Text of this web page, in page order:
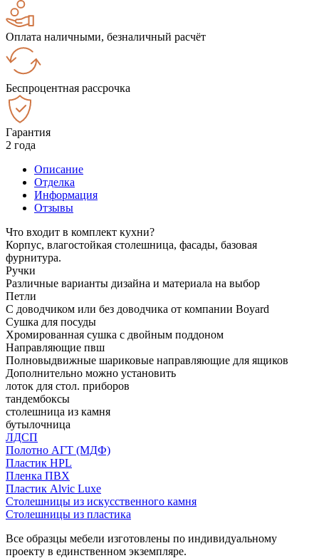
Оплата наличными, безналичный расчёт
Беспроцентная рассрочка
Гарантия
2 года
Описание
Отделка
Информация
Отзывы
Что входит в комплект кухни?
Корпус, влагостойкая столешница, фасады, базовая
фурнитура.
Ручки
Различные варианты дизайна и материала на выбор
Петли
С доводчиком или без доводчика от компании Boyard
Сушка для посуды
Хромированная сушка с двойным поддоном
Направляющие пвш
Полновыдвижные шариковые направляющие для ящиков
Дополнительно можно установить
лоток для стол. приборов
тандембоксы
столешница из камня
бутылочница
ЛДСП
Полотно АГТ (МДФ)
Пластик HPL
Пленка ПВХ
Пластик Alvic Luxe
Столешницы из искусственного камня
Столешницы из пластика
Все образцы мебели изготовлены по индивидуальному
проекту в единственном экземпляре.